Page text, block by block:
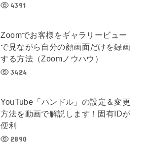
4391
Zoomでお客様をギャラリービュー
で見ながら自分の顔画面だけを録画
する方法（Zoomノウハウ）
3424
YouTube「ハンドル」の設定＆変更
方法を動画で解説します！固有IDが
便利
2890